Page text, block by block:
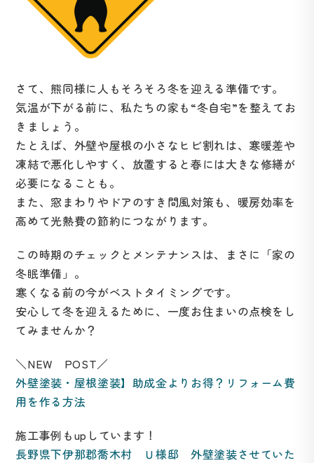
さて、熊同様に人もそろそろ冬を迎える準備です。
気温が下がる前に、私たちの家も“冬自宅”を整えてお
きましょう。
たとえば、外壁や屋根の小さなヒビ割れは、寒暖差や
凍結で悪化しやすく、放置すると春には大きな修繕が
必要になることも。
また、窓まわりやドアのすき間風対策も、暖房効率を
高めて光熱費の節約につながります。
この時期のチェックとメンテナンスは、まさに「家の
冬眠準備」。
寒くなる前の今がベストタイミングです。
安心して冬を迎えるために、一度お住まいの点検をし
てみませんか？
＼NEW POST／
外壁塗装・屋根塗装】助成金よりお得？リフォーム費
用を作る方法
施工事例もupしています！
長野県下伊那郡喬木村 Ｕ様邸 外壁塗装させていた